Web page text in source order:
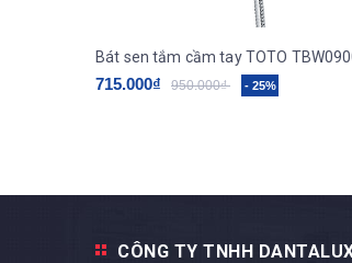
Bát sen tắm cầm tay TOTO
715.000₫ 950.000₫ - 25%
CÔNG TY TNHH